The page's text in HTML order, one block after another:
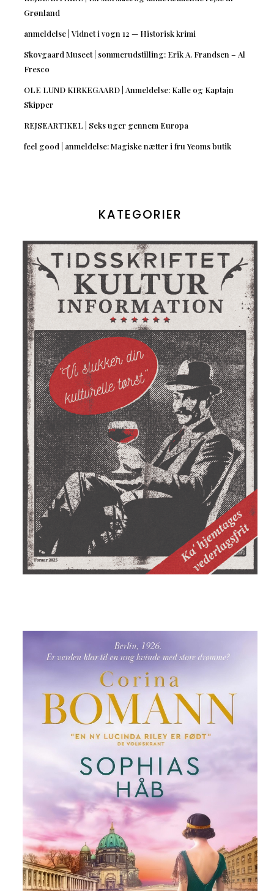
Grønland
anmeldelse | Vidnet i vogn 12 — Historisk krimi
Skovgaard Museet | sommerudstilling: Erik A. Frandsen – Al
Fresco
OLE LUND KIRKEGAARD | Anmeldelse: Kalle og Kaptajn
Skipper
REJSEARTIKEL | Seks uger gennem Europa
feel good | anmeldelse: Magiske nætter i fru Yeoms butik
KATEGORIER